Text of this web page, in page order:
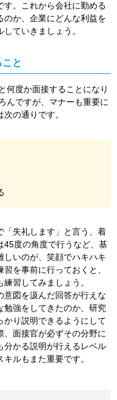
す。これから会社に勤める
のか、企業にどんな利益を
ていきましょう。
と
何度か面接することになり
んですが、マナーも重要に
の通りです。
「失礼します」と言う、着
45度の角度で行うなど、基
しいのが、笑顔でハキハキ
を事前に行っておくと、
習してみましょう。
意図を汲んだ回答が行えな
勉強をしてきたのか、研究
かり説明できるようにして
、面接官が必ずその分野に
分かる説明が行えるレベル
ルもまた重要です。